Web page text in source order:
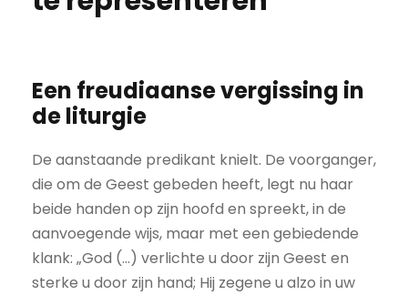
Een freudiaanse vergissing in
de liturgie
De aanstaande predikant knielt. De voorganger,
die om de Geest gebeden heeft, legt nu haar
beide handen op zijn hoofd en spreekt, in de
aanvoegende wijs, maar met een gebiedende
klank: „God (…) verlichte u door zijn Geest en
sterke u door zijn hand; Hij zegene u alzo in uw